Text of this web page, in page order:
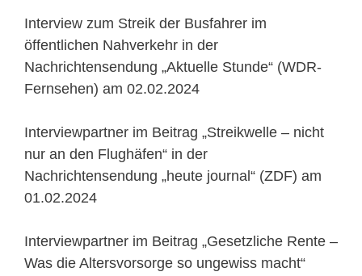
Interview zum Streik der Busfahrer im
öffentlichen Nahverkehr in der
Nachrichtensendung „Aktuelle Stunde“ (WDR-
Fernsehen) am 02.02.2024
Interviewpartner im Beitrag „Streikwelle – nicht
nur an den Flughäfen“ in der
Nachrichtensendung „heute journal“ (ZDF) am
01.02.2024
Interviewpartner im Beitrag „Gesetzliche Rente –
Was die Altersvorsorge so ungewiss macht“